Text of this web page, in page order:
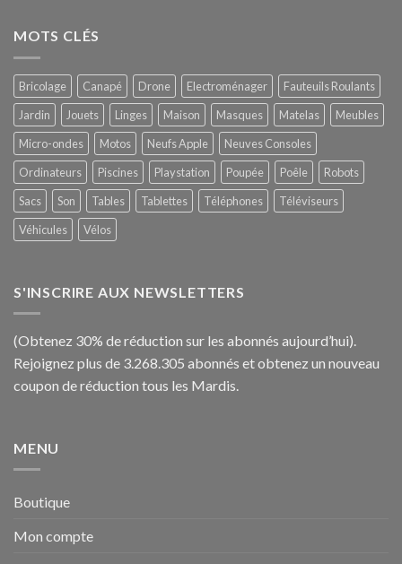
MOTS CLÉS
Bricolage Canapé Drone Electroménager
Fauteuils Roulants
Jardin
Jouets Linges Maison Masques Matelas
Meubles
Micro-ondes
Motos Neufs Apple
Neuves Consoles
Ordinateurs
Piscines Playstation Poupée Poêle
Robots
Sacs
Son Tables Tablettes Téléphones
Téléviseurs
Véhicules
Vélos
S'INSCRIRE AUX NEWSLETTERS
(Obtenez 30% de réduction sur les abonnés aujourd’hui).
Rejoignez plus de 3.268.305 abonnés et obtenez un nouveau
coupon de réduction tous les Mardis.
MENU
Boutique
Mon compte